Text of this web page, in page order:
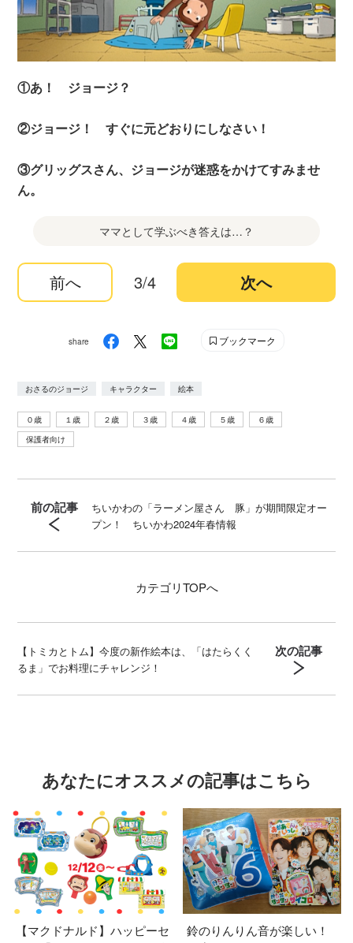
①あ！ ジョージ？
②ジョージ！ すぐに元どおりにしなさい！
③グリッグスさん、ジョージが迷惑をかけてすみませ
ん。
ママとして学ぶべき答えは…？
前へ 3/4 次へ
share ブックマーク
おさるのジョージ キャラクター 絵本
０歳 １歳 ２歳 ３歳 ４歳 ５歳
６歳
保護者向け
前の記事
ちいかわの「ラーメン屋さん 豚」が期間限定オー
プン！ ちいかわ2024年春情報
カテゴリTOPへ
【トミカとトム】今度の新作絵本は、「はたらくく
るま」でお料理にチャレンジ！
次の記事
あなたにオススメの記事はこちら
【マクドナルド】ハッピーセ
鈴のりんりん音が楽しい！